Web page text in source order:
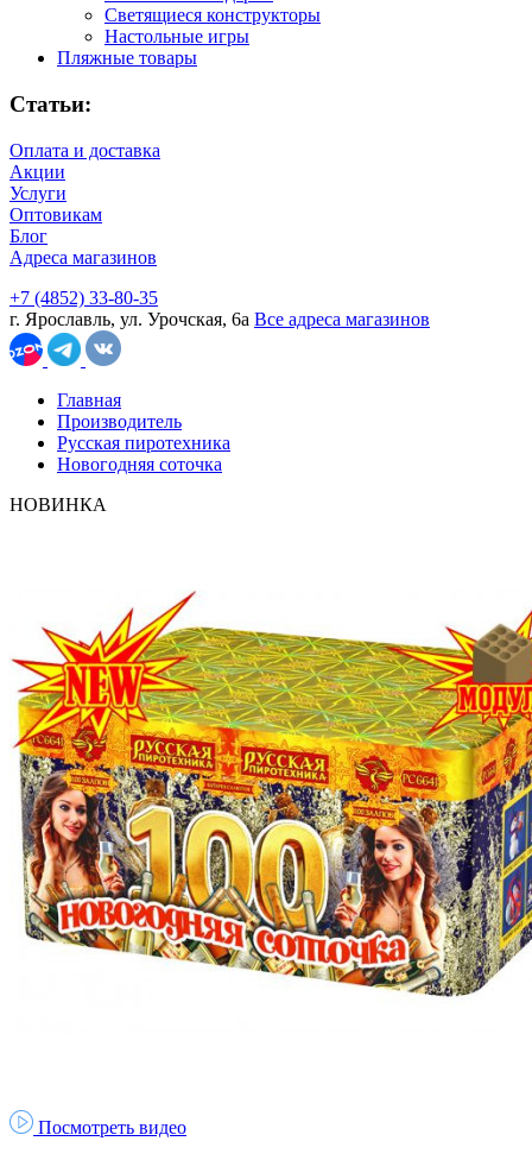
Светящиеся конструкторы
Настольные игры
Пляжные товары
Статьи:
Оплата и доставка
Акции
Услуги
Оптовикам
Блог
Адреса магазинов
+7 (4852) 33-80-35
г. Ярославль, ул. Урочская, 6а Все адреса магазинов
Главная
Производитель
Русская пиротехника
Новогодняя соточка
НОВИНКА
Посмотреть видео